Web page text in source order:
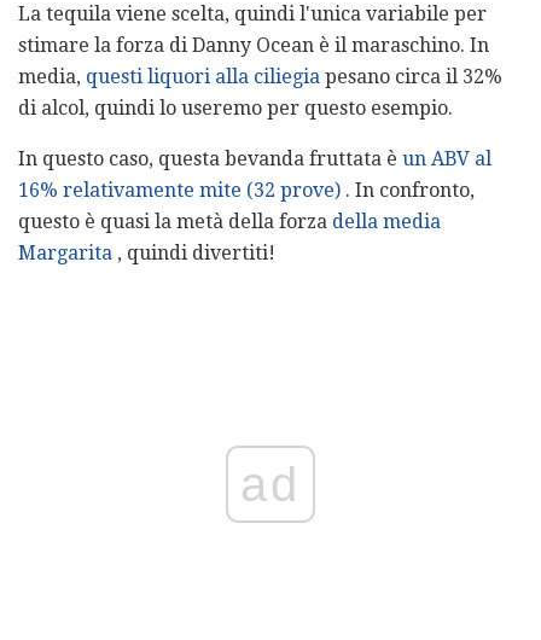
La tequila viene scelta, quindi l'unica variabile per
stimare la forza di Danny Ocean è il maraschino. In
media, questi liquori alla ciliegia pesano circa il 32%
di alcol, quindi lo useremo per questo esempio.
In questo caso, questa bevanda fruttata è un ABV al
16% relativamente mite (32 prove) . In confronto,
questo è quasi la metà della forza della media
Margarita , quindi divertiti!
ad